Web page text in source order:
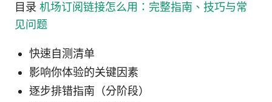
目录 机场订阅链接怎么用：完整指南、技巧与常
见问题
快速自测清单
影响你体验的关键因素
逐步排错指南（分阶段）